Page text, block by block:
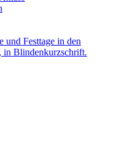
und Festtage in den
in Blindenkurzschrift.